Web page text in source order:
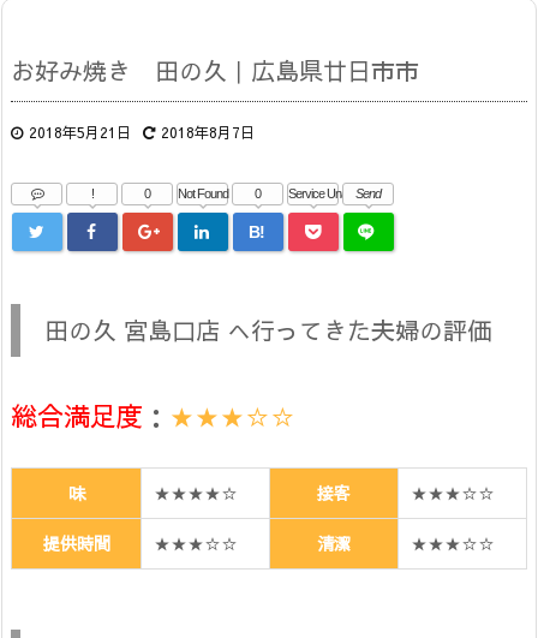
お好み焼き 田の久｜広島県廿日市市
2018年5月21日 2018年8月7日
! 0 Not Found
B!
0 Service Una Send
田の久 宮島口店 へ行ってきた夫婦の評価
総合満足度 ： ★★★☆☆
味 ★★★★☆ 接客 ★★★☆☆
提供時間 ★★★☆☆ 清潔 ★★★☆☆